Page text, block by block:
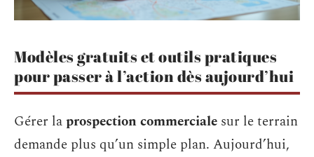
Modèles gratuits et outils pratiques
pour passer à l’action dès aujourd’hui
Gérer laprospection commerciale sur le terrain
demande plus qu’un simple plan. Aujourd’hui,